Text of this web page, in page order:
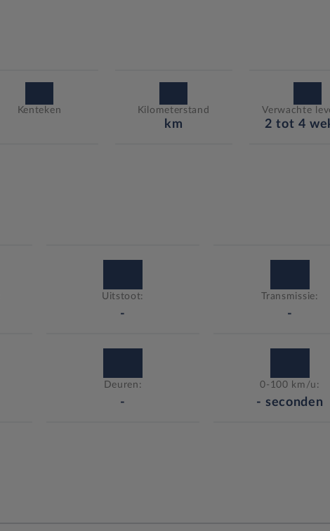
Kenteken Kilometerstand
km
Verwachte
2 tot 4
Uitstoot:
-
Transmissie:
-
Deuren:
-
0-100 km/u:
- seconden